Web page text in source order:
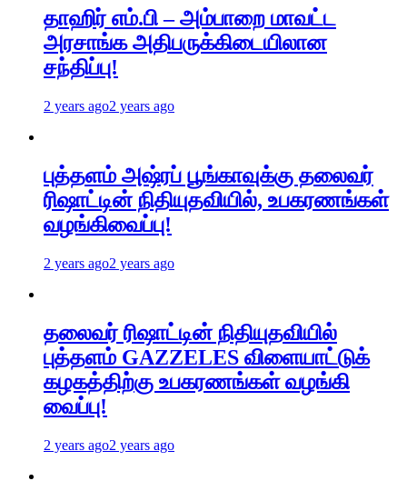
தாஹிர் எம்.பி – அம்பாறை மாவட்ட
அரசாங்க அதிபருக்கிடையிலான
சந்திப்பு!
2 years ago2 years ago
புத்தளம் அஷ்ரப் பூங்காவுக்கு தலைவர்
ரிஷாட்டின் நிதியுதவியில், உபகரணங்கள்
வழங்கிவைப்பு!
2 years ago2 years ago
தலைவர் ரிஷாட்டின் நிதியுதவியில்
புத்தளம் GAZZELES விளையாட்டுக்
கழகத்திற்கு உபகரணங்கள் வழங்கி
வைப்பு!
2 years ago2 years ago